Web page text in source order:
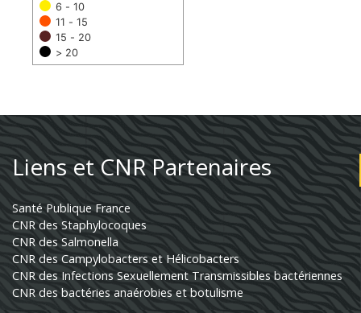
6 - 10
11 - 15
15 - 20
> 20
Liens et CNR Partenaires
Santé Publique France
CNR des Staphylocoques
CNR des Salmonella
CNR des Campylobacters et Hélicobacters
CNR des Infections Sexuellement Transmissibles bactériennes
CNR des bactéries anaérobies et botulisme